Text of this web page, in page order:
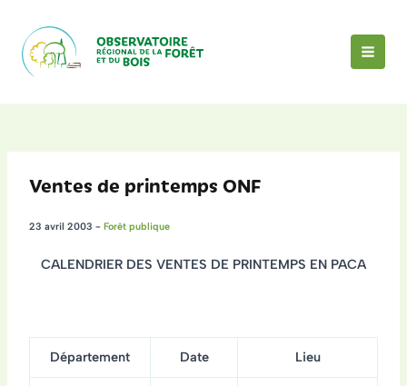
contenu
Ventes de printemps ONF
23 avril 2003 - Forêt publique
CALENDRIER DES VENTES DE PRINTEMPS EN PACA
Département Date Lieu